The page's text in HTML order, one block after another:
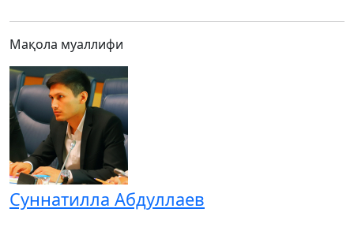
Мақола муаллифи
Суннатилла Абдуллаев